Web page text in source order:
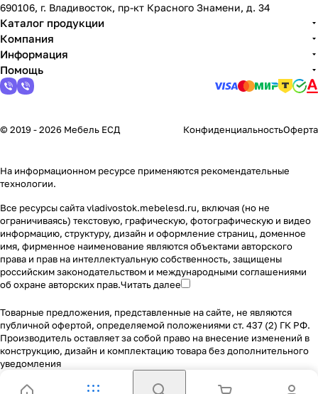
690106, г. Владивосток, пр-кт Красного Знамени, д. 34
Каталог продукции
Компания
Информация
Помощь
© 2019 - 2026 Мебель ЕСД КонфиденциальностьОферта
На информационном ресурсе применяются рекомендательные
технологии.
Все ресурсы сайта vladivostok.mebelesd.ru, включая (но не
ограничиваясь) текстовую, графическую, фотографическую и видео
информацию, структуру, дизайн и оформление страниц, доменное
имя, фирменное наименование являются объектами авторского
права и прав на интеллектуальную собственность, защищены
российским законодательством и международными соглашениями
об охране авторских прав.Читать далее
Товарные предложения, представленные на сайте, не являются
публичной офертой, определяемой положениями ст. 437 (2) ГК РФ.
Производитель оставляет за собой право на внесение изменений в
конструкцию, дизайн и комплектацию товара без дополнительного
уведомления